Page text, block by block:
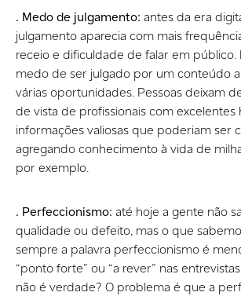
. Medo de julgamento: antes da era
julgamento aparecia com mais
receio e dificuldade de falar em público.
medo de ser julgado por um conteúdo
várias oportunidades. Pessoas deixam
de vista de profissionais com excelentes
informações valiosas que poderiam ser
agregando conhecimento à vida de
por exemplo.
. Perfeccionismo: até hoje a gente não
qualidade ou defeito, mas o que
sempre a palavra perfeccionismo é
“ponto forte” ou “a rever” nas
não é verdade? O problema é que a